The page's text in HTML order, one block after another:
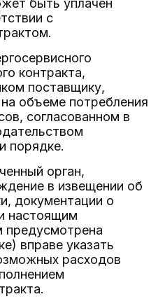
быть уплачен
с
контракта,
поставщику,
объеме потребления
согласованном в
порядке.
орган,
в извещении об
документации о
настоящим
предусмотрена
вправе указать
расходов